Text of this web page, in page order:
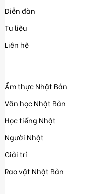
Diễn đàn
Tư liệu
Liên hệ
Ẩm thực Nhật Bản
Văn học Nhật Bản
Học tiếng Nhật
Người Nhật
Giải trí
Rao vặt Nhật Bản